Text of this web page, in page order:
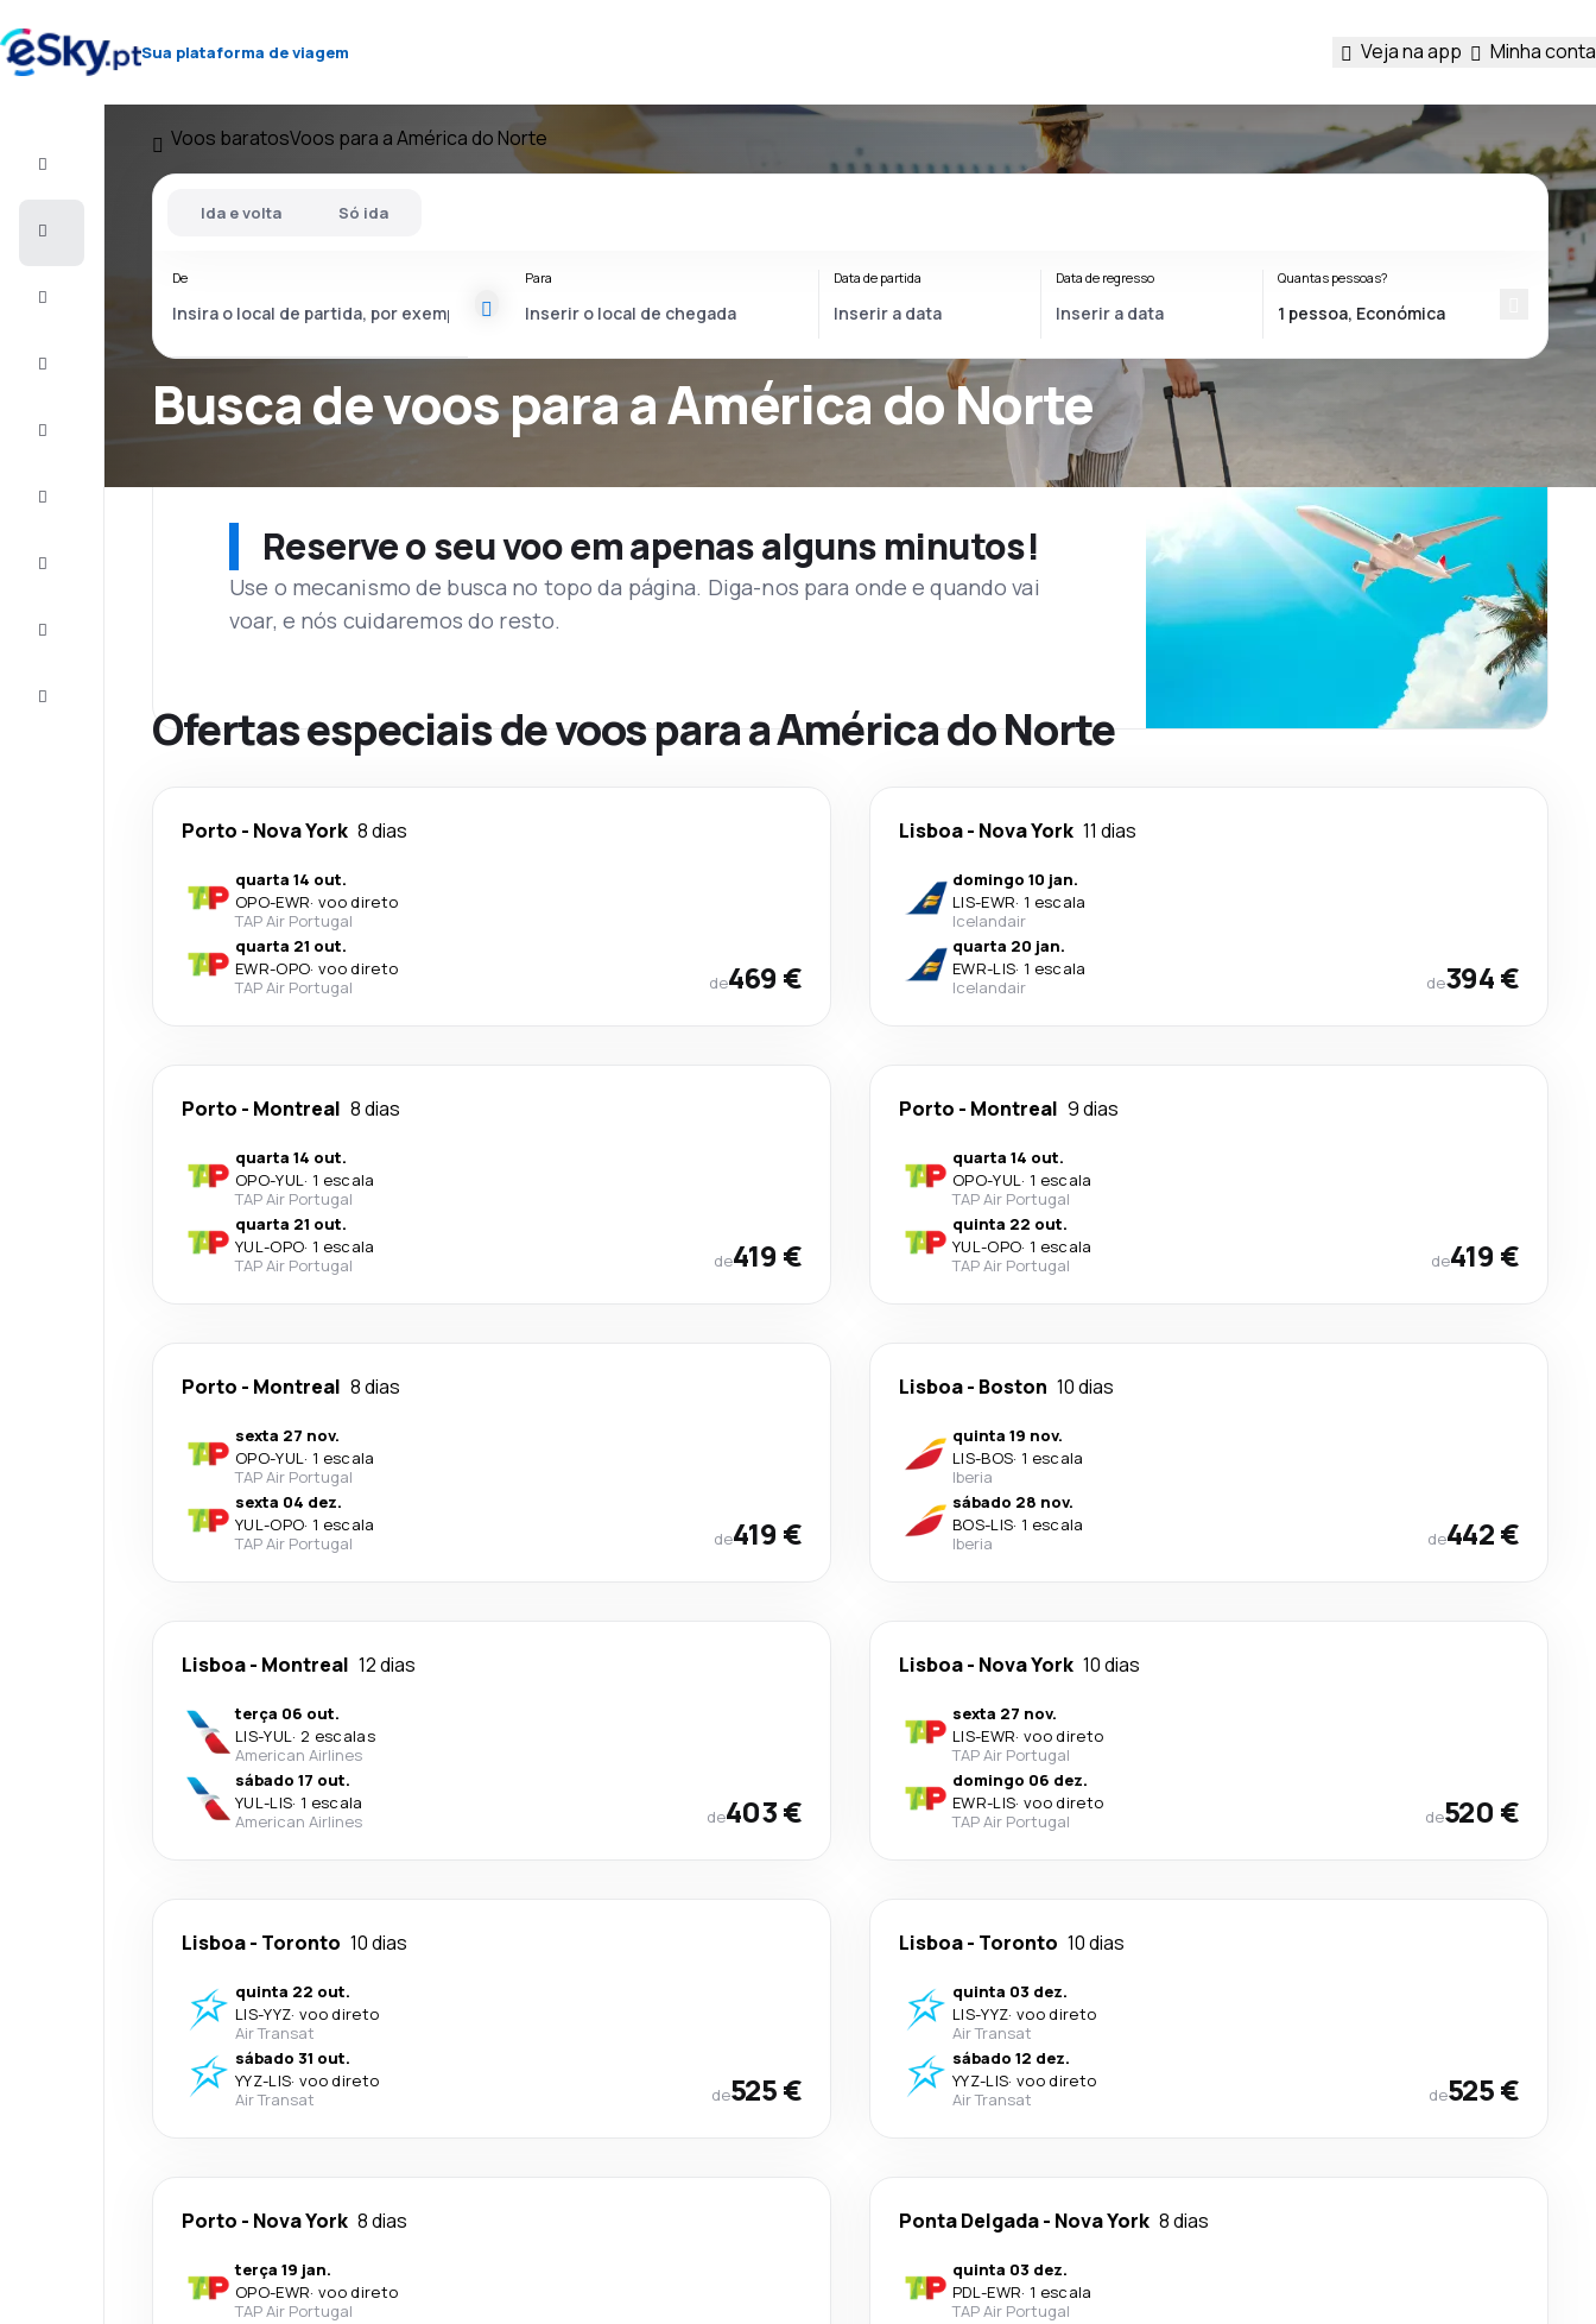
Sua plataforma de viagem Veja na app Minha conta
Voos baratosVoos para a América do Norte
Busca de voos para a América do Norte
Ida e volta Só ida
De Para Data de partida Data de regresso Quantas pessoas?
Reserve o seu voo em apenas alguns minutos!
Use o mecanismo de busca no topo da página. Diga-nos para onde e quando vai
voar, e nós cuidaremos do resto.
Ofertas especiais de voos para a América do Norte
Porto - Nova York 8 dias
quarta 14 out.
OPO-EWR· voo direto
TAP Air Portugal
quarta 21 out.
EWR-OPO· voo direto
TAP Air Portugal
de469 €
Lisboa- Nova York 11 dias
domingo 10 jan.
LIS-EWR· 1 escala
Icelandair
quarta 20 jan.
EWR-LIS· 1 escala
Icelandair
de394 €
Porto - Montreal 8 dias
quarta 14 out.
OPO-YUL· 1 escala
TAP Air Portugal
quarta 21 out.
YUL-OPO· 1 escala
TAP Air Portugal
de419 €
Porto - Montreal 9 dias
quarta 14 out.
OPO-YUL· 1 escala
TAP Air Portugal
quinta 22 out.
YUL-OPO· 1 escala
TAP Air Portugal
de419 €
Porto - Montreal 8 dias
sexta 27 nov.
OPO-YUL· 1 escala
TAP Air Portugal
sexta 04 dez.
YUL-OPO· 1 escala
TAP Air Portugal
de419 €
Lisboa- Boston 10 dias
quinta 19 nov.
LIS-BOS· 1 escala
Iberia
sábado 28 nov.
BOS-LIS· 1 escala
Iberia
de442 €
Lisboa- Montreal 12 dias
terça 06 out.
LIS-YUL· 2 escalas
American Airlines
sábado 17 out.
YUL-LIS· 1 escala
American Airlines
de403 €
Lisboa- Nova York 10 dias
sexta 27 nov.
LIS-EWR· voo direto
TAP Air Portugal
domingo 06 dez.
EWR-LIS· voo direto
TAP Air Portugal
de520 €
Lisboa- Toronto 10 dias
quinta 22 out.
LIS-YYZ· voo direto
Air Transat
sábado 31 out.
YYZ-LIS· voo direto
Air Transat
de525 €
Lisboa- Toronto 10 dias
quinta 03 dez.
LIS-YYZ· voo direto
Air Transat
sábado 12 dez.
YYZ-LIS· voo direto
Air Transat
de525 €
Porto - Nova York 8 dias
terça 19 jan.
OPO-EWR· voo direto
TAP Air Portugal
Ponta Delgada- Nova York 8 dias
quinta 03 dez.
PDL-EWR· 1 escala
TAP Air Portugal